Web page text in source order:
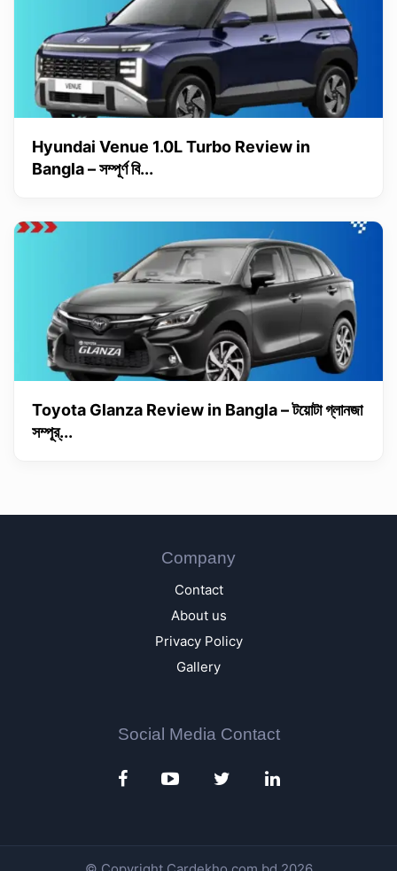
Hyundai Venue 1.0L Turbo Review in
Bangla – সম্পূর্ণ বি...
Toyota Glanza Review in Bangla – টয়োটা গ্লানজা
সম্পূর্...
Company
Contact
About us
Privacy Policy
Gallery
Social Media Contact